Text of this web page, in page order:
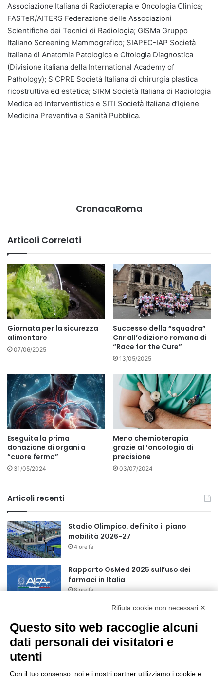
Associazione Italiana di Radioterapia e Oncologia Clinica;
FASTeR/AITERS Federazione delle Associazioni
Scientifiche dei Tecnici di Radiologia; GISMa Gruppo
Italiano Screening Mammografico; SIAPEC-IAP Società
Italiana di Anatomia Patologica e Citologia Diagnostica
(Divisione italiana della International Academy of
Pathology); SICPRE Società Italiana di chirurgia plastica
ricostruttiva ed estetica; SIRM Società Italiana di Radiologia
Medica ed Interventistica e SITI Società Italiana d’Igiene,
Medicina Preventiva e Sanità Pubblica.
CronacaRoma
Articoli Correlati
Giornata per la sicurezza
alimentare
07/06/2025
Successo della “squadra”
Cnr all’edizione romana di
“Race for the Cure”
13/05/2025
Eseguita la prima
donazione di organi a
“cuore fermo”
31/05/2024
Meno chemioterapia
grazie all’oncologia di
precisione
03/07/2024
Articoli recenti
Stadio Olimpico, definito il piano
mobilità 2026-27
4 ore fa
Rapporto OsMed 2025 sull’uso dei
farmaci in Italia
8 ore fa
Turismo, a Ferragosto previsti 662 mila
arrivi e 1,7 milioni di presenze
10 ore fa
Rifiuta cookie non necessari ✕
Questo sito web raccoglie alcuni
dati personali dei visitatori e
utenti
Con il tuo consenso, noi e i nostri partner utilizziamo i cookie e